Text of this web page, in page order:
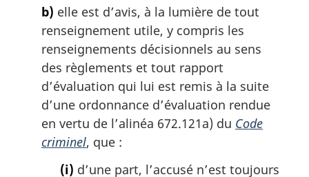
b) elle est d’avis, à la lumière de tout
renseignement utile, y compris les
renseignements décisionnels au sens
des règlements et tout rapport
d’évaluation qui lui est remis à la suite
d’une ordonnance d’évaluation rendue
en vertu de l’alinéa 672.121a) du Code
criminel, que :
(i) d’une part, l’accusé n’est toujours